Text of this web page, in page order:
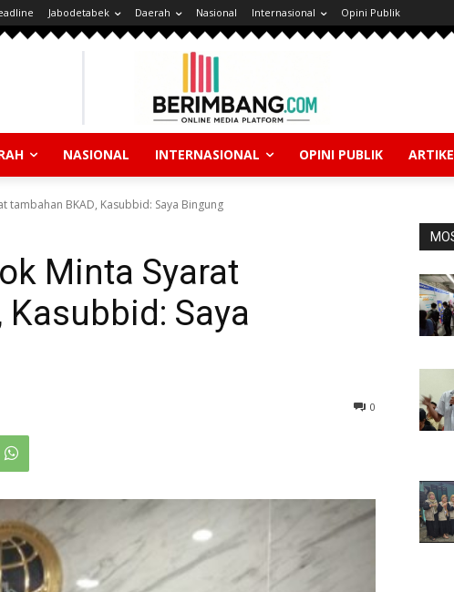
Jabodetabek Daerah Nasional Internasional Opini Publik
NASIONAL INTERNASIONAL OPINI PUBLIK
tambahan BKAD, Kasubbid: Saya Bingung
Minta Syarat
Saya
0